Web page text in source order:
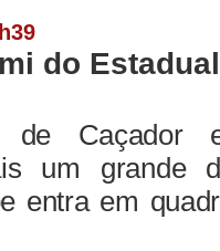
do
de Caçador
um grande
entra em